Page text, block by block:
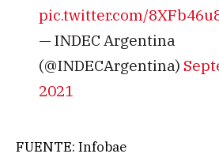
pic.twitter.com/
— INDEC Argentina
(@INDECArgentina)
2021
FUENTE: Infobae